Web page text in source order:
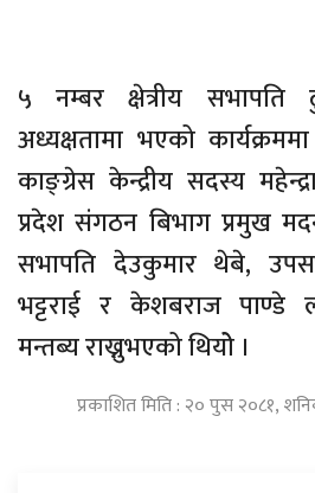
५ नम्बर क्षेत्रीय सभापति
अध्यक्षतामा भएको
काङ्ग्रेस केन्द्रीय सदस्य
प्रदेश संगठन बिभाग प्रमुख
सभापति देउकुमार थेबे,
भट्टराई र केशबराज पाण्डे
मन्तब्य राख्नुभएको थियोे ।
प्रकाशित मिति : २० पुस २०८१,